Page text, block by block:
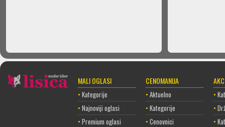
MALI OGLASI
• Kategorije
• Najnoviji oglasi
• Premium oglasi
CENOMANIJA
• Aktuelno
• Kategorije
• Cenovnici
•
•
•